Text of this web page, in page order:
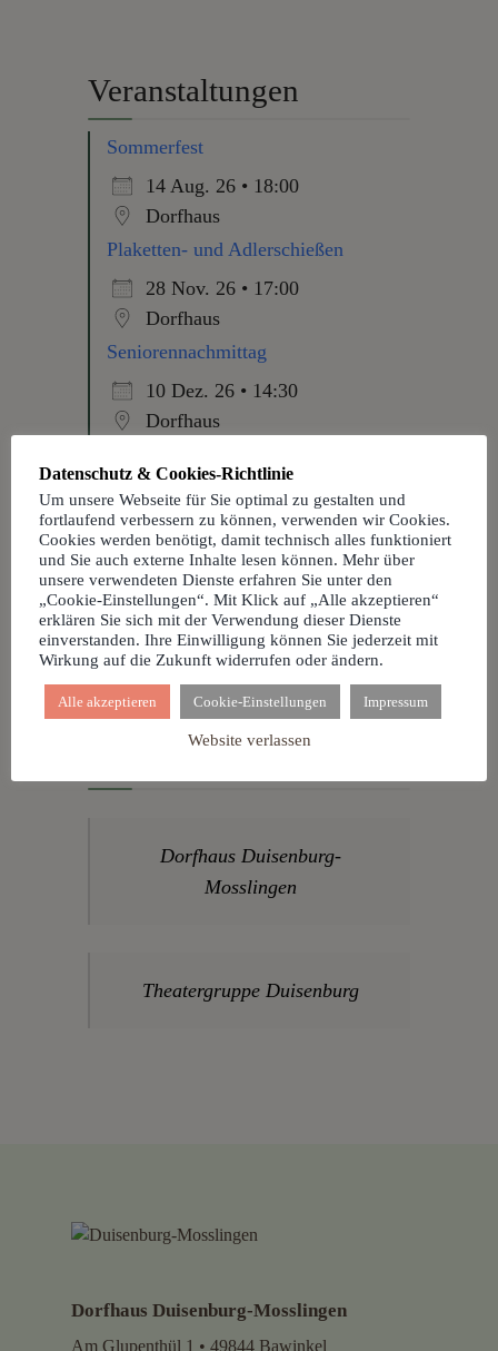
Veranstaltungen
Sommerfest
14 Aug. 26 • 18:00
Dorfhaus
Plaketten- und Adlerschießen
28 Nov. 26 • 17:00
Dorfhaus
Seniorennachmittag
10 Dez. 26 • 14:30
Dorfhaus
29 Dez. 26 • 18:00
Dorfhaus
Silvesterparty 2026
31 Dez. 26 • 19:00
Dorfhaus
Dorfhaus Duisenburg-
Mosslingen
Theatergruppe Duisenburg
Dorfhaus Duisenburg-Mosslingen
Am Glupenthül 1 • 49844 Bawinkel
Datenschutz & Cookies-Richtlinie
Um unsere Webseite für Sie optimal zu gestalten und
fortlaufend verbessern zu können, verwenden wir Cookies.
Cookies werden benötigt, damit technisch alles funktioniert
und Sie auch externe Inhalte lesen können. Mehr über
unsere verwendeten Dienste erfahren Sie unter den
„Cookie-Einstellungen“. Mit Klick auf „Alle akzeptieren“
erklären Sie sich mit der Verwendung dieser Dienste
einverstanden. Ihre Einwilligung können Sie jederzeit mit
Wirkung auf die Zukunft widerrufen oder ändern.
Alle akzeptieren Cookie-Einstellungen Impressum
Website verlassen